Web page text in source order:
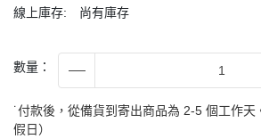
線上庫存: 尚有庫存
數量：
˙付款後，從備貨到寄出商品為 2-5 個工作天
假日）